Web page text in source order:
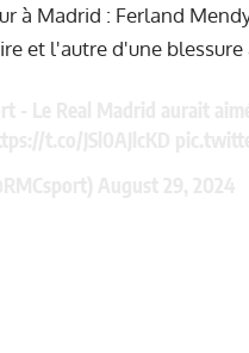
à Madrid : Ferland
et l'autre d'une blessure